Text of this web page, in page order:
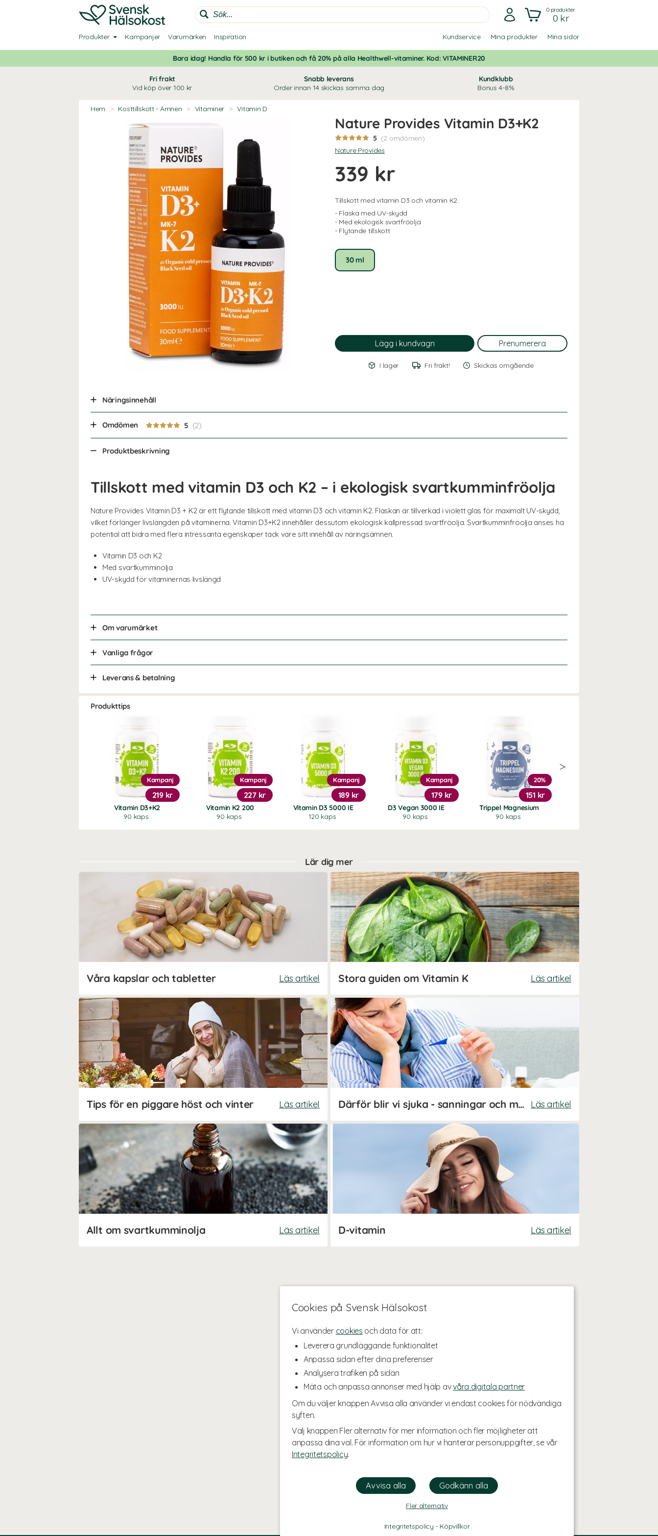
Cookies på Svensk Hälsokost
Vi använder cookies och data för att:
Leverera grundläggande funktionalitet
Anpassa sidan efter dina preferenser
Analysera trafiken på sidan
Mäta och anpassa annonser med hjälp avvåra digitala partner
Om du väljer knappen Avvisa alla använder vi endast cookies för nödvändiga
syften.
Välj knappen Fler alternativ för mer information och fler möjligheter att
anpassa dina val. För information om hur vi hanterar personuppgifter, se vår
Integritetspolicy.
Fler alternativ
Integritetspolicy - Köpvillkor
0produkter
0 kr
Produkter Kampanjer Varumärken Inspiration Kundservice Mina produkter Mina sidor
Bara idag! Handla för 500 kr i butiken och få 20% på alla Healthwell-vitaminer. Kod:VITAMINER20
Fri frakt
Vid köp över 100 kr
Snabb leverans
Order innan 14 skickas samma dag
Kundklubb
Bonus 4-8%
Hem > Kosttillskott - Ämnen > Vitaminer > Vitamin D
Nature Provides Vitamin D3+K2
5 (2 omdömen)
Nature Provides
339 kr
Tillskott med vitamin D3 och vitamin K2.
- Flaska med UV-skydd
- Med ekologisk svartfröolja
- Flytande tillskott
30 ml
I lager Fri frakt! Skickas omgående
Näringsinnehåll
Omdömen 5
Produktbeskrivning
Tillskott med vitamin D3 och K2 – i ekologisk svartkumminfröolja
Nature Provides Vitamin D3 + K2 är ett flytande tillskott med vitamin D3 och vitamin K2. Flaskan är tillverkad i violett glas för maximalt UV-skydd,
vilket förlänger livslängden på vitaminerna. Vitamin D3+K2 innehåller dessutom ekologisk kallpressad svartfröolja. Svartkumminfröolja anses ha
potential att bidra med flera intressanta egenskaper tack vare sitt innehåll av näringsämnen.
Vitamin D3 och K2
Med svartkumminolja
UV-skydd för vitaminernas livslängd
Om varumärket
Vanliga frågor
Leverans & betalning
Produkttips
Vitamin D3+K2
90 kaps
Kampanj
219 kr
Vitamin K2 200
90 kaps
Kampanj
227 kr
Vitamin D3 5000 IE
120 kaps
Kampanj
189 kr
D3 Vegan 3000 IE
90 kaps
Kampanj
179 kr
Trippel Magnesium
90 kaps
20%
151 kr
Lär dig mer
Våra kapslar och tabletter Läs artikel Stora guiden om Vitamin K Läs artikel
Tips för en piggare höst och vinter Läs artikel Därför blir vi sjuka - sanningar och myter Läs artikel
Allt om svartkumminolja Läs artikel D-vitamin Läs artikel